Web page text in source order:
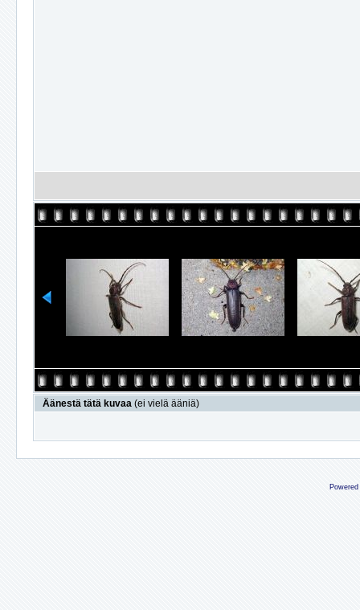
Äänestä tätä kuvaa (ei vielä ääniä)